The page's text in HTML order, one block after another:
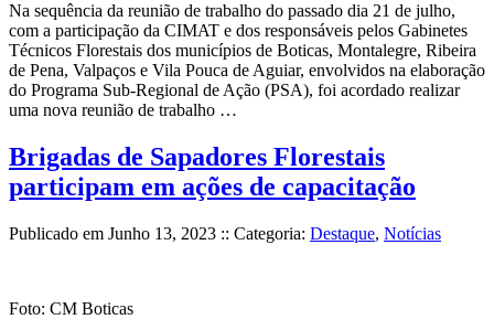
Na sequência da reunião de trabalho do passado dia 21 de julho,
com a participação da CIMAT e dos responsáveis pelos Gabinetes
Técnicos Florestais dos municípios de Boticas, Montalegre, Ribeira
de Pena, Valpaços e Vila Pouca de Aguiar, envolvidos na elaboração
do Programa Sub-Regional de Ação (PSA), foi acordado realizar
uma nova reunião de trabalho …
Brigadas de Sapadores Florestais
participam em ações de capacitação
Publicado em Junho 13, 2023 :: Categoria: Destaque, Notícias
Foto: CM Boticas